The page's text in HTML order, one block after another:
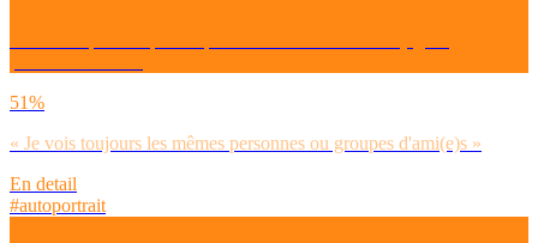
51%
« Je vois toujours les mêmes personnes ou groupes d'ami(e)s »
En detail
#autoportrait